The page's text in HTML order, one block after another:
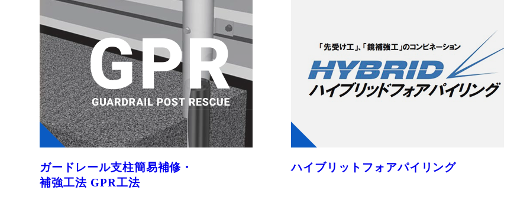
ガードレール支柱簡易補修・
補強工法 GPR工法
ハイブリットフォアパイリング